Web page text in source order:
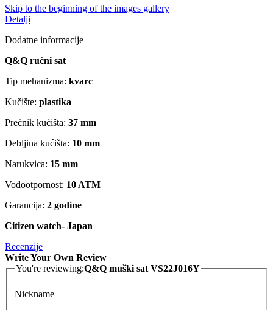
Skip to the beginning of the images gallery
Detalji
Dodatne informacije
Q&Q ručni sat
Tip mehanizma: kvarc
Kučište: plastika
Prečnik kućišta: 37 mm
Debljina kućišta: 10 mm
Narukvica: 15 mm
Vodootpornost: 10 ATM
Garancija: 2 godine
Citizen watch- Japan
Recenzije
Write Your Own Review
You're reviewing:Q&Q muški sat VS22J016Y
Nickname